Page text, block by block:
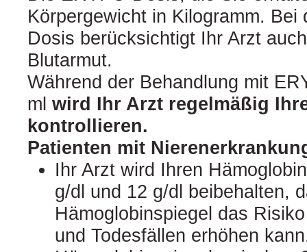
Körpergewicht in Kilogramm. Bei
Dosis berücksichtigt Ihr Arzt
Blutarmut.
Während der Behandlung mit
ml wird Ihr Arzt regelmäßig
kontrollieren.
Patienten mit
Ihr Arzt wird Ihren
g/dl und 12 g/dl beibehalten,
Hämoglobinspiegel das
und Todesfällen erhöhen